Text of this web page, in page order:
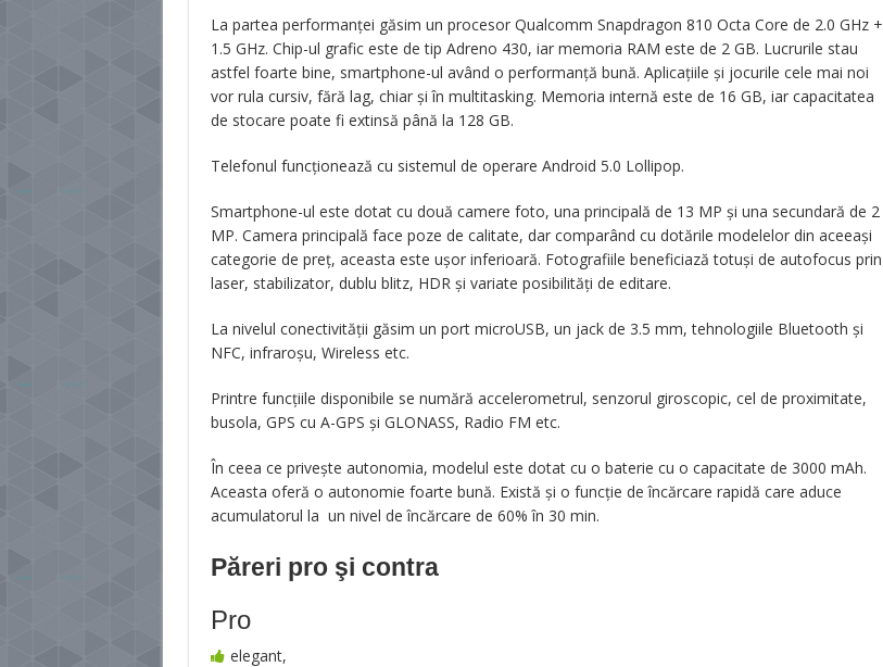
La partea performanței găsim un procesor Qualcomm Snapdragon 810 Octa Core de 2.0 GHz +
1.5 GHz. Chip-ul grafic este de tip Adreno 430, iar memoria RAM este de 2 GB. Lucrurile stau
astfel foarte bine, smartphone-ul având o performanță bună. Aplicațiile și jocurile cele mai noi
vor rula cursiv, fără lag, chiar și în multitasking. Memoria internă este de 16 GB, iar capacitatea
de stocare poate fi extinsă până la 128 GB.
Telefonul funcționează cu sistemul de operare Android 5.0 Lollipop.
Smartphone-ul este dotat cu două camere foto, una principală de 13 MP și una secundară de 2
MP. Camera principală face poze de calitate, dar comparând cu dotările modelelor din aceeași
categorie de preț, aceasta este ușor inferioară. Fotografiile beneficiază totuși de autofocus prin
laser, stabilizator, dublu blitz, HDR și variate posibilități de editare.
La nivelul conectivității găsim un port microUSB, un jack de 3.5 mm, tehnologiile Bluetooth și
NFC, infraroșu, Wireless etc.
Printre funcțiile disponibile se numără accelerometrul, senzorul giroscopic, cel de proximitate,
busola, GPS cu A-GPS și GLONASS, Radio FM etc.
În ceea ce privește autonomia, modelul este dotat cu o baterie cu o capacitate de 3000 mAh.
Aceasta oferă o autonomie foarte bună. Există și o funcție de încărcare rapidă care aduce
acumulatorul la un nivel de încărcare de 60% în 30 min.
Păreri pro şi contra
Pro
elegant,